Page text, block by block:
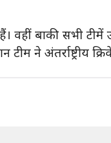
बाकी सभी टीमें
ने अंतर्राष्ट्रीय